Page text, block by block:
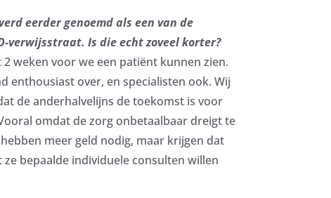
eerder genoemd als een van de
verwijsstraat. Is die echt zoveel korter?
2 weken voor we een patiënt kunnen zien.
enthousiast over, en specialisten ook. Wij
de anderhalvelijns de toekomst is voor
omdat de zorg onbetaalbaar dreigt te
meer geld nodig, maar krijgen dat
ze bepaalde individuele consulten willen